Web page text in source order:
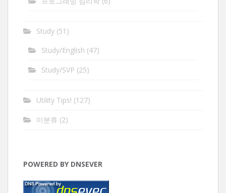
Study (51)
Study/English (47)
Study/SVP (25)
Utility Tips! (127)
미분류 (2)
POWERED BY DNSEVER